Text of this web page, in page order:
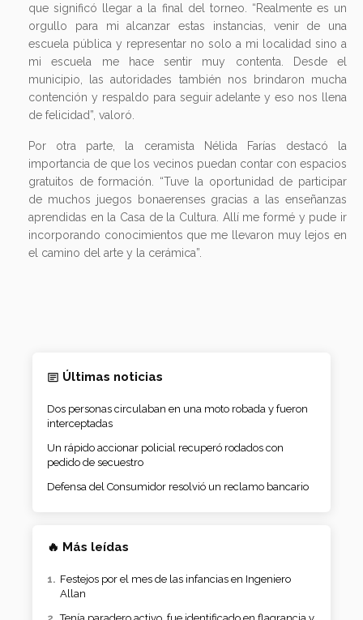
que significó llegar a la final del torneo. “Realmente es un
orgullo para mi alcanzar estas instancias, venir de una
escuela pública y representar no solo a mi localidad sino a
mi escuela me hace sentir muy contenta. Desde el
municipio, las autoridades también nos brindaron mucha
contención y respaldo para seguir adelante y eso nos llena
de felicidad”, valoró.
Por otra parte, la ceramista Nélida Farías destacó la
importancia de que los vecinos puedan contar con espacios
gratuitos de formación. “Tuve la oportunidad de participar
de muchos juegos bonaerenses gracias a las enseñanzas
aprendidas en la Casa de la Cultura. Allí me formé y pude ir
incorporando conocimientos que me llevaron muy lejos en
el camino del arte y la cerámica”.
Últimas noticias
Dos personas circulaban en una moto robada y fueron
interceptadas
Un rápido accionar policial recuperó rodados con
pedido de secuestro
Defensa del Consumidor resolvió un reclamo bancario
🔥 Más leídas
Festejos por el mes de las infancias en Ingeniero
Allan